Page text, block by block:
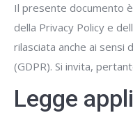
Il presente documento
della Privacy Policy e
rilasciata anche ai sensi
(GDPR). Si invita,
Legge